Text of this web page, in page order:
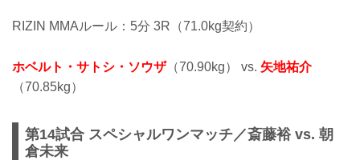
RIZIN MMAルール：5分 3R（71.0kg契約）
ホベルト・サトシ・ソウザ（70.90kg） vs. 矢地祐介
（70.85kg）
第14試合 スペシャルワンマッチ／斎藤裕 vs. 朝
倉未来